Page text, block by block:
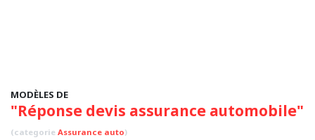
MODÈLES DE
"Réponse devis assurance automobile"
(categorie Assurance auto)